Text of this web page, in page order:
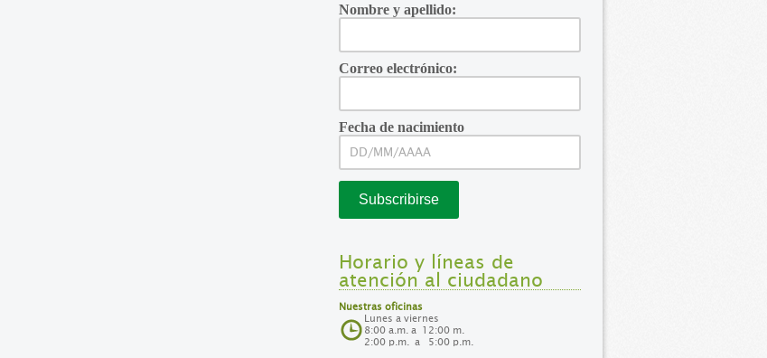
Nombre y apellido:
Correo electrónico:
Fecha de nacimiento
Horario y líneas de
atención al ciudadano
Nuestras oficinas
Lunes a viernes
8:00 a.m. a 12:00 m.
2:00 p.m. a 5:00 p.m.